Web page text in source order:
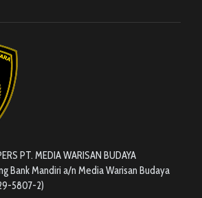
PT. MEDIA WARISAN BUDAYA
Bank Mandiri a/n Media Warisan Budaya
5807-2)